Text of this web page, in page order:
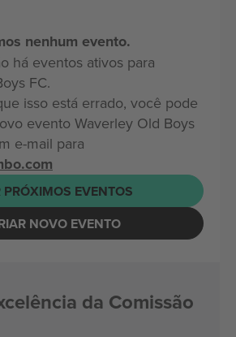
nenhum evento.
há eventos ativos para
FC.
isso está errado, você pode
evento Waverley Old Boys
e-mail para
PRÓXIMOS EVENTOS
NOVO EVENTO
da Comissão